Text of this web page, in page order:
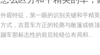
外观特征，第一眼的识别关键和平精
方式，吉普车方正的轮廓与敞篷或铁
蹦车那标志性的前后轮错位布局和...